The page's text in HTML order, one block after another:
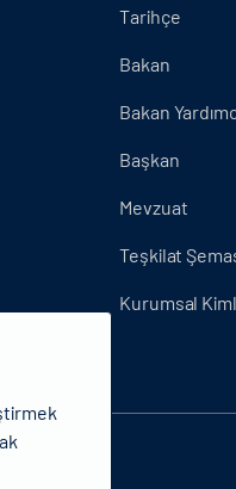
Tarihçe
Bakan
Bakan
Başkan
Mevzuat
Teşkilat
Kurumsal